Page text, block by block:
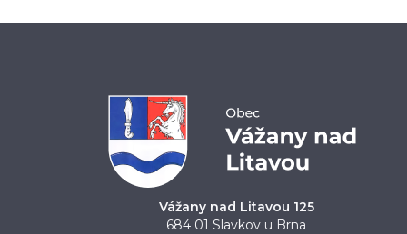
Vážany nad Litavou 125
684 01 Slavkov u Brna